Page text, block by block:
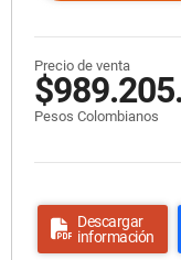
Precio de venta
Pesos Colombianos
Descargar
información